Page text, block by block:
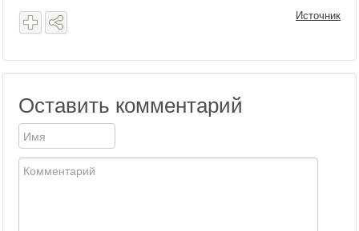
Источник
Оставить комментарий